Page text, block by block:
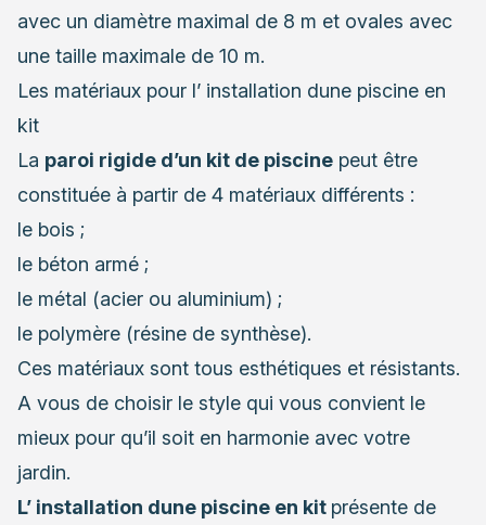
avec un diamètre maximal de 8 m et ovales avec
une taille maximale de 10 m.
Les matériaux pour l’ installation dune piscine en
kit
La paroi rigide d’un kit de piscine peut être
constituée à partir de 4 matériaux différents :
le bois ;
le béton armé ;
le métal (acier ou aluminium) ;
le polymère (résine de synthèse).
Ces matériaux sont tous esthétiques et résistants.
A vous de choisir le style qui vous convient le
mieux pour qu’il soit en harmonie avec votre
jardin.
L’ installation dune piscine en kit présente de